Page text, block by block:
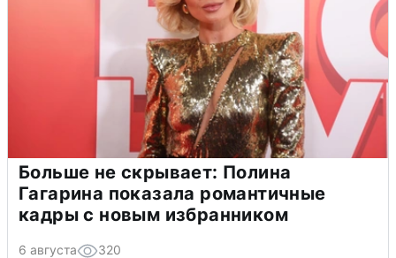
Больше не скрывает: Полина
Гагарина показала романтичные
кадры с новым избранником
6 августа 320